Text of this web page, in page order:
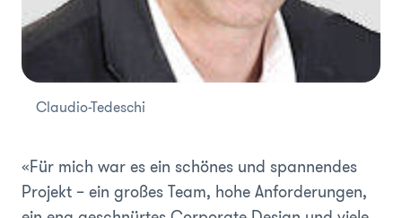
Claudio-Tedeschi
«Für mich war es ein schönes und spannendes
Projekt – ein großes Team, hohe Anforderungen,